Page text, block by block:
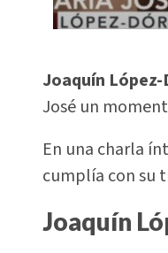
Joaquín
José un
En una charla
cumplía con su
Joaquín